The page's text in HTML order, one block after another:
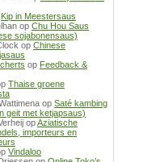
Kip in Meestersaus
op Chu Hou Saus
sojabonensaus)
op Chinese
op Feedback &
Thaise groene
op Saté kambing
geit met ketjapsaus)
opAziatische
importeurs en
Vindaloo